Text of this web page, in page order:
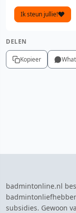
Ik steun jullie!
DELEN
Kopieer
badmintonline.nl
subsidies. Gewoon